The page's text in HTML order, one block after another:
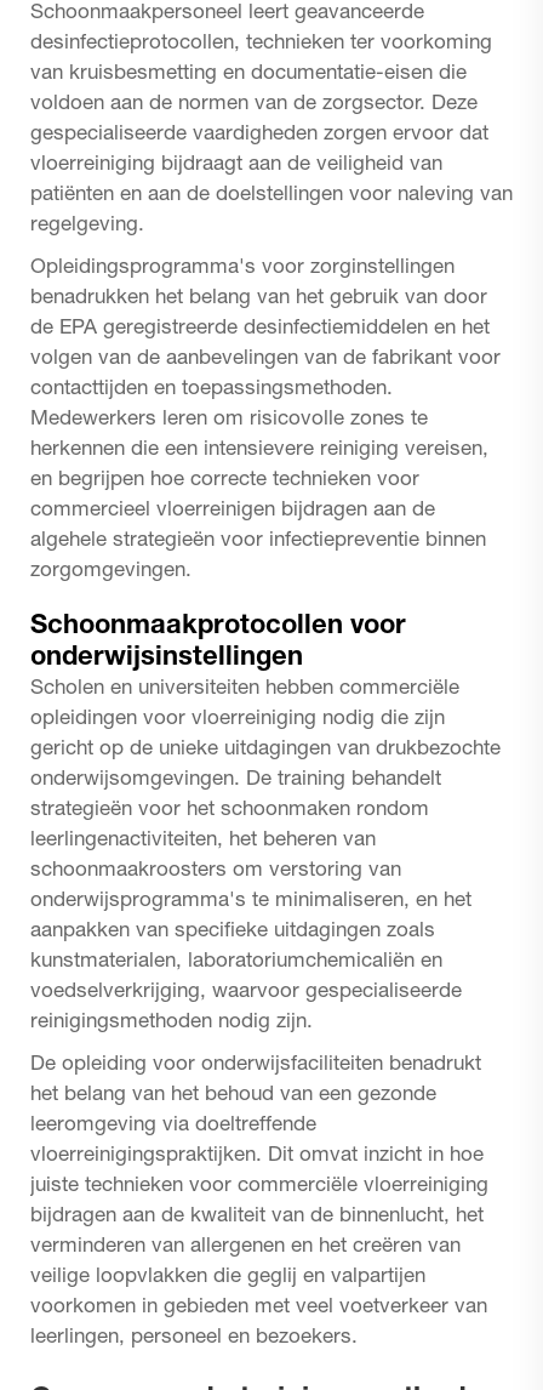
Schoonmaakpersoneel leert geavanceerde
desinfectieprotocollen, technieken ter voorkoming
van kruisbesmetting en documentatie-eisen die
voldoen aan de normen van de zorgsector. Deze
gespecialiseerde vaardigheden zorgen ervoor dat
vloerreiniging bijdraagt aan de veiligheid van
patiënten en aan de doelstellingen voor naleving van
regelgeving.
Opleidingsprogramma's voor zorginstellingen
benadrukken het belang van het gebruik van door
de EPA geregistreerde desinfectiemiddelen en het
volgen van de aanbevelingen van de fabrikant voor
contacttijden en toepassingsmethoden.
Medewerkers leren om risicovolle zones te
herkennen die een intensievere reiniging vereisen,
en begrijpen hoe correcte technieken voor
commercieel vloerreinigen bijdragen aan de
algehele strategieën voor infectiepreventie binnen
zorgomgevingen.
Schoonmaakprotocollen voor
onderwijsinstellingen
Scholen en universiteiten hebben commerciële
opleidingen voor vloerreiniging nodig die zijn
gericht op de unieke uitdagingen van drukbezochte
onderwijsomgevingen. De training behandelt
strategieën voor het schoonmaken rondom
leerlingenactiviteiten, het beheren van
schoonmaakroosters om verstoring van
onderwijsprogramma's te minimaliseren, en het
aanpakken van specifieke uitdagingen zoals
kunstmaterialen, laboratoriumchemicaliën en
voedselverkrijging, waarvoor gespecialiseerde
reinigingsmethoden nodig zijn.
De opleiding voor onderwijsfaciliteiten benadrukt
het belang van het behoud van een gezonde
leeromgeving via doeltreffende
vloerreinigingspraktijken. Dit omvat inzicht in hoe
juiste technieken voor commerciële vloerreiniging
bijdragen aan de kwaliteit van de binnenlucht, het
verminderen van allergenen en het creëren van
veilige loopvlakken die geglij en valpartijen
voorkomen in gebieden met veel voetverkeer van
leerlingen, personeel en bezoekers.